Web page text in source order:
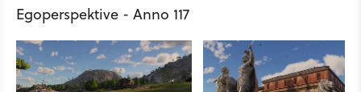
Egoperspektive - Anno 117